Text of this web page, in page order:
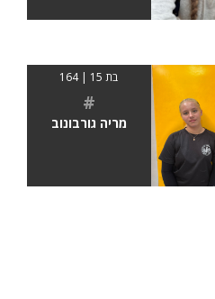
בת 15 | 164
#
מריה גורבונוב